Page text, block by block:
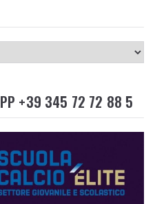
+39 345 72 72 88 5